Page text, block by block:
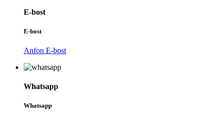
E-bost
E-bost
Anfon E-bost
Whatsapp
Whatsapp